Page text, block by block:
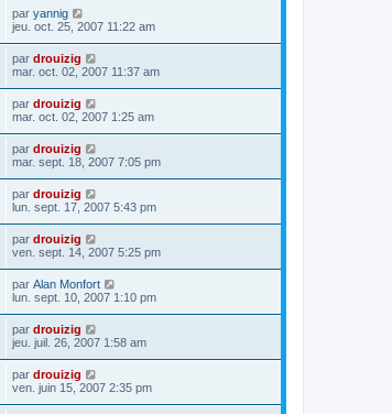
par yannig
jeu. oct. 25, 2007 11:22 am
par drouizig
mar. oct. 02, 2007 11:37 am
par drouizig
mar. oct. 02, 2007 1:25 am
par drouizig
mar. sept. 18, 2007 7:05 pm
par drouizig
lun. sept. 17, 2007 5:43 pm
par drouizig
ven. sept. 14, 2007 5:25 pm
par Alan Monfort
lun. sept. 10, 2007 1:10 pm
par drouizig
jeu. juil. 26, 2007 1:58 am
par drouizig
ven. juin 15, 2007 2:35 pm